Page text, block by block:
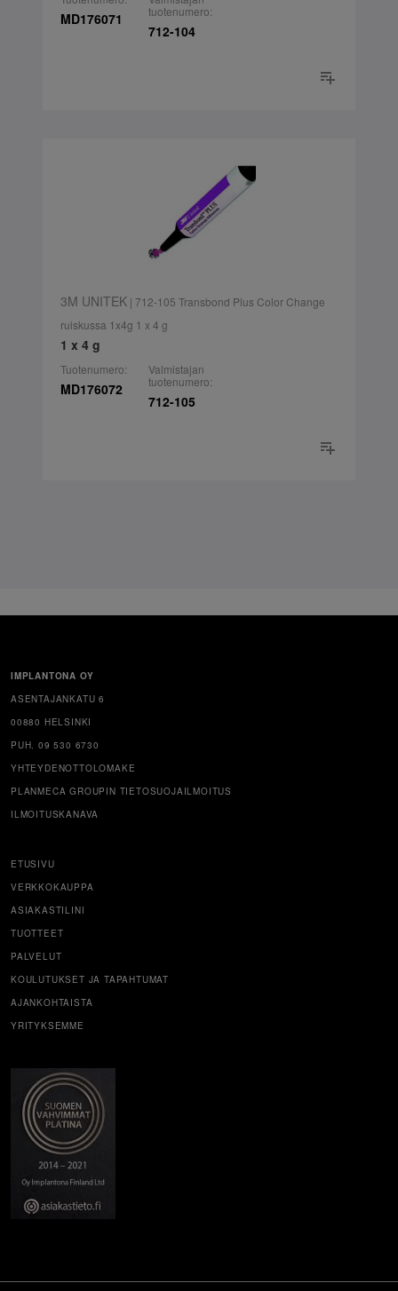
MD176071
tuotenumero:
712-104
3M UNITEK| 712-105 Transbond Plus Color Change
ruiskussa 1x4g 1 x 4 g
1 x 4 g
Tuotenumero:
MD176072
Valmistajan
tuotenumero:
712-105
IMPLANTONA OY
ASENTAJANKATU 6
00880 HELSINKI
PUH. 09 530 6730
YHTEYDENOTTOLOMAKE
PLANMECA GROUPIN TIETOSUOJAILMOITUS
ILMOITUSKANAVA
ETUSIVU
VERKKOKAUPPA
ASIAKASTILINI
TUOTTEET
PALVELUT
KOULUTUKSET JA TAPAHTUMAT
AJANKOHTAISTA
YRITYKSEMME